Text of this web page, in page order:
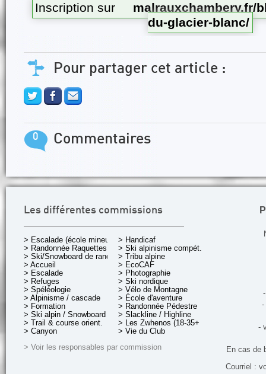
Inscription sur malrauxchambery.fr/
du-glacier-blanc/
Pour partager cet article :
0 Commentaires
Les différentes commissions
> Escalade (école mineurs)
> Randonnée Raquettes
> Ski/Snowboard de rando.
> Accueil
> Escalade
> Refuges
> Spéléologie
> Alpinisme / cascade
> Formation
> Ski alpin / Snowboard
> Trail & course orient.
> Canyon
> Handicaf
> Ski alpinisme compét.
> Tribu alpine
> EcoCAF
> Photographie
> Ski nordique
> Vélo de Montagne
> École d'aventure
> Randonnée Pédestre
> Slackline / Highline
> Les Zwhenos (18-35+ ans)
> Vie du Club
> Voir les responsables par commission
-
-
En cas de
Courriel :